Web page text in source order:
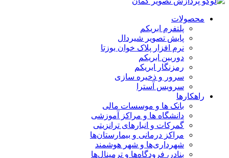
محصولات
پلتفرم ابریکم
پایش تصویر شیردال
نرم افزار پلاک خوان یوزتا
دوربین ابریکم
رمزنگار ابریکم
سرور و ذخیره سازی
سرویس آسترا
راهکارها
بانک ها و موسسات مالی
دانشگاه ها و مراکز آموزشی
گمرکات و انبارهای ترانزیتی
مراکز درمانی و بیمارستان‌ها
شهرداری‌ها و شهر هوشمند
بنادر، فرودگاه‌ها و ترمینال‌ها